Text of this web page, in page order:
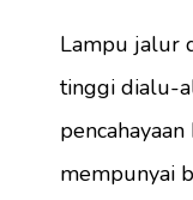
Lampu jalur
tinggi dialu-
mempunyai